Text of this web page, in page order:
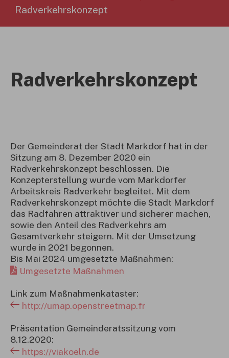
Radverkehrskonzept
Radverkehrskonzept
Der Gemeinderat der Stadt Markdorf hat in der
Sitzung am 8. Dezember 2020 ein
Radverkehrskonzept beschlossen. Die
Konzepterstellung wurde vom Markdorfer
Arbeitskreis Radverkehr begleitet. Mit dem
Radverkehrskonzept möchte die Stadt Markdorf
das Radfahren attraktiver und sicherer machen,
sowie den Anteil des Radverkehrs am
Gesamtverkehr steigern. Mit der Umsetzung
wurde in 2021 begonnen.
Bis Mai 2024 umgesetzte Maßnahmen:
Umgesetzte Maßnahmen
Link zum Maßnahmenkataster:
http://umap.openstreetmap.fr
Präsentation Gemeinderatssitzung vom
8.12.2020:
https://viakoeln.de